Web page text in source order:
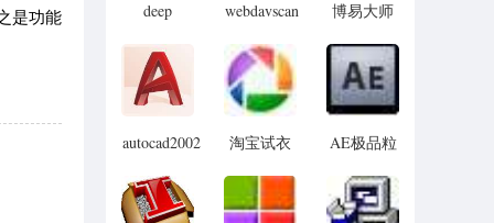
是功能
deep
password
remover(冰
点还原密
码清除器)
webdavscan
(web漏洞
扫描软件)
博易大师
autocad2002
淘宝试衣
AE极品粒
(Trapcode
Particular)